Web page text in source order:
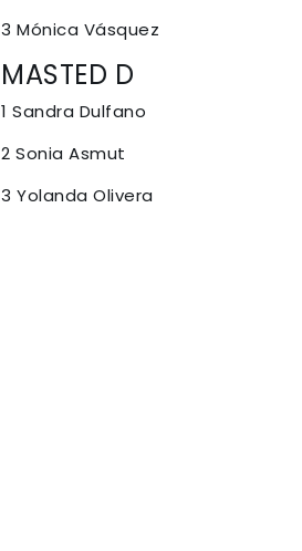
3 Mónica Vásquez
MASTED D
1 Sandra Dulfano
2 Sonia Asmut
3 Yolanda Olivera